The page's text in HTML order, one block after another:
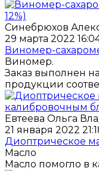
Синебрюхов
29 марта 2022
Виномер-
Виномер.
Заказ выполнен
продукции
Евтеева Ольга
21 января 2022
Диоптрическое
Масло
Масло помогло в